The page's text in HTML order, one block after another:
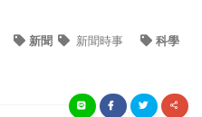
新聞 新聞時事 科學